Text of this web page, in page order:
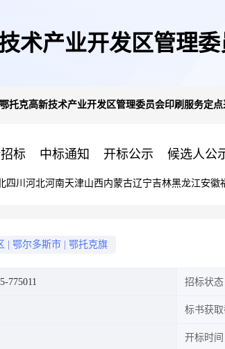
术产业开发区管理
托克高新技术产业开发区管理委员会印刷服务定
标 中标通知 开标公示 候选人公
四川 河北河南天津山西内蒙古辽宁吉林黑龙江安徽
鄂尔多斯市 鄂托克旗
775011 招标状态
标书获取
开标时间